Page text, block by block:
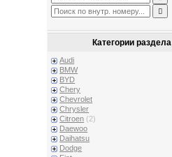
Категории раздела
Audi
BMW
BYD
Chery
Chevrolet
Chrysler
Citroen (2)
Daewoo
Daihatsu
Dodge